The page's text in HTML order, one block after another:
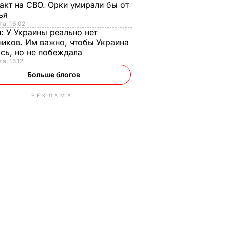
на СВО. Орки умирали бы от
16.02
У Украины реально нет
Им важно, чтобы Украина
но не побеждала
15.12
Больше блогов
РЕКЛАМА